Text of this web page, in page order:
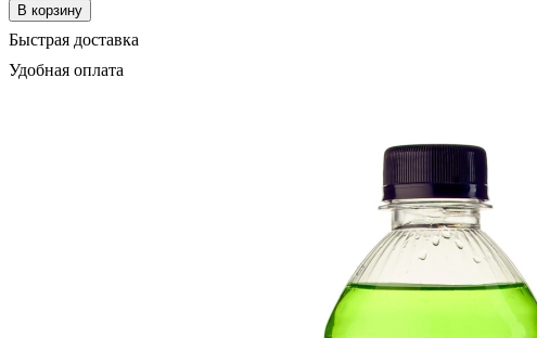
В корзину
Быстрая доставка
Удобная оплата